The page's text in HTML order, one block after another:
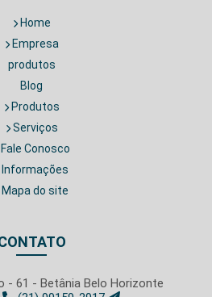
Home
Empresa
produtos
Blog
Produtos
Serviços
Conosco
Informações
Mapa do site
- 61 - Betânia Belo Horizonte